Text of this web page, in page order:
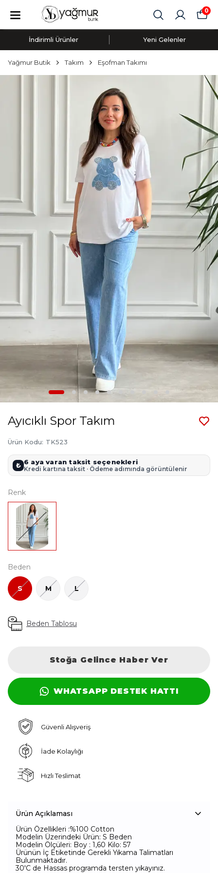
0
İndirimli Ürünler Yeni Gelenler
Yağmur Butik Takım Eşofman Takımı
Ayıcıklı Spor Takım
Ürün Kodu: TK523
₺ 6 aya varan taksit seçenekleri
Kredi kartına taksit · Ödeme adımında görüntülenir
Renk
Beden
S M L
Beden Tablosu
Stoğa Gelince Haber Ver
WHATSAPP DESTEK HATTI
Güvenli Alışveriş
İade Kolaylığı
Hızlı Teslimat
Ürün Açıklaması
Ürün Özellikleri :%100 Cotton
Modelin Üzerindeki Ürün: S Beden
Modelin Ölçüleri: Boy : 1,60 Kilo: 57
Ürünün İç Etiketinde Gerekli Yıkama Talimatları
Bulunmaktadır.
30'C de Hassas programda tersten yıkayınız.